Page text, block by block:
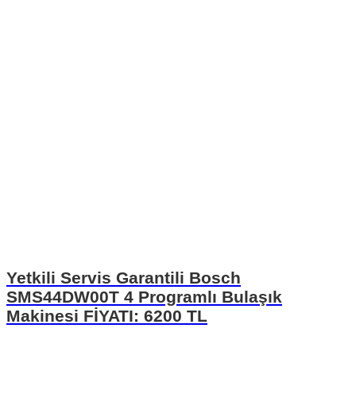
Yetkili Servis Garantili Bosch
SMS44DW00T 4 Programlı Bulaşık
Makinesi FİYATI: 6200 TL